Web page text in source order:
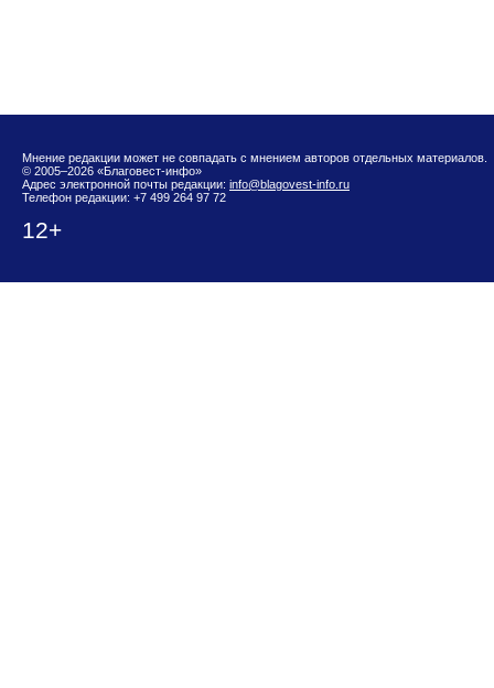
Мнение редакции может не совпадать с мнением авторов отдельных материалов.
© 2005–2026 «Благовест-инфо»
Адрес электронной почты редакции: info@blagovest-info.ru
Телефон редакции: +7 499 264 97 72
12+